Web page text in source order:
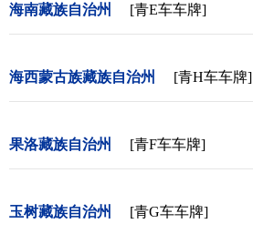
海南藏族自治州 [青E车车牌]
海西蒙古族藏族自治州 [青H车车牌]
果洛藏族自治州 [青F车车牌]
玉树藏族自治州 [青G车车牌]